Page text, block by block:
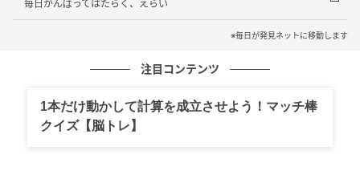
医師夫婦の子どもたちの「習いごと事情」。
正直スケジュールはキツキツだけど...／腐女
の記事をもっとみる
毎日がんばってはたらく、えらい
※毎日が発見ネットに移動します
注目コンテンツ
1本だけ動かして計算を成立させよう！マッチ棒
クイズ【脳トレ】